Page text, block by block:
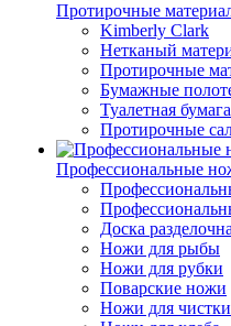
Протирочные
Kimberly Clark
Нетканый
Протирочные
Бумажные
Туалетная бумага
Протирочные
Профессиональные
Доска
Ножи для рыбы
Ножи для рубки
Поварские ножи
Ножи для